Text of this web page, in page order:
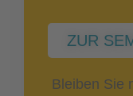
ZUR
Bleiben Sie